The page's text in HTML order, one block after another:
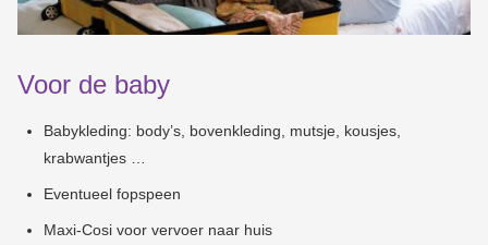
Voor de baby
Babykleding: body’s, bovenkleding, mutsje, kousjes,
krabwantjes …
Eventueel fopspeen
Maxi-Cosi voor vervoer naar huis